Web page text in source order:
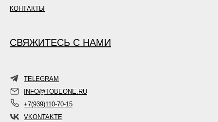
TELEGRAM
INFO@TOBEONE.RU
+7(939)110-70-15
VKONTAKTE
КОНТАКТЫ
СВЯЖИТЕСЬ С НАМИ